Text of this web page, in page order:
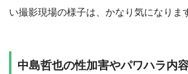
い撮影現場の様子は、かなり気になりま
中島哲也の性加害やパワハラ内